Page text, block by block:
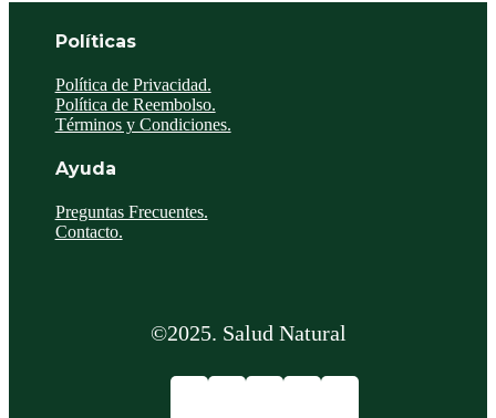
Políticas
Política de Privacidad.
Política de Reembolso.
Términos y Condiciones.
Ayuda
Preguntas Frecuentes.
Contacto.
©2025. Salud Natural